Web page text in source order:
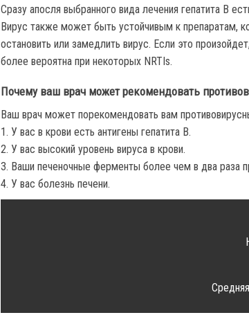
Сразу апосля выбранного вида лечения гепатита В
Вирус также может быть устойчивым к препаратам,
остановить или замедлить вирус. Если это
более вероятна при некоторых NRTIs.
Почему ваш врач может рекомендовать
Ваш врач может порекомендовать вам
1. У вас в крови есть антигены гепатита В.
2. У вас высокий уровень вируса в крови.
3. Ваши печеночные ферменты более чем в два раза
4. У вас болезнь печени.